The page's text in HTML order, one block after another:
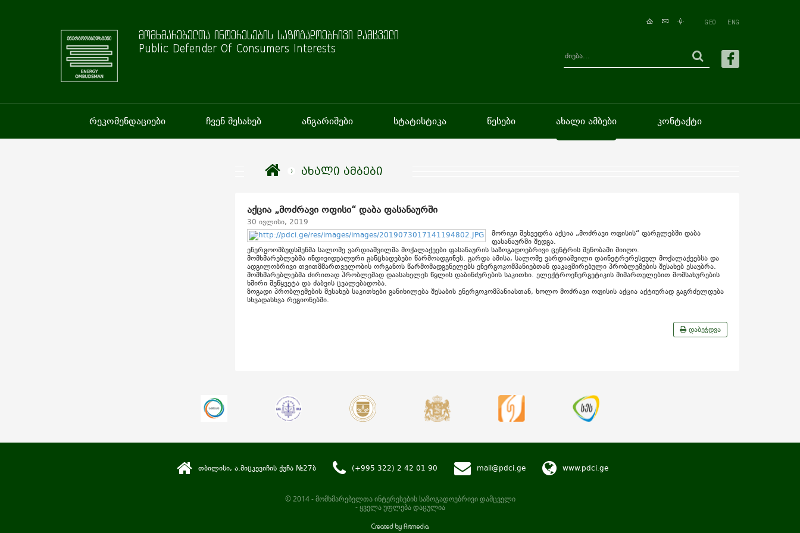
მომხმარებელთა ინტერესების საზოგადოებრივი დამცველი
Public Defender Of Consumers Interests
GEO ENG
რეკომენდაციები ჩვენ შესახებ ანგარიშები სტატისტიკა წესები ახალი ამბები კონტაქტი
ახალი ამბები
აქცია „მოძრავი ოფისი“ დაბა ფასანაურში
30 ივლისი, 2019
მორიგი შეხვედრა აქცია „მოძრავი ოფისის“ ფარგლებში დაბა
ფასანაურში შედგა.
ენერგოომბუდსმენმა სალომე ვარდიაშვილმა მოქალაქეები ფასანაურის საზოგადოებრივი ცენტრის შენობაში მიიღო.
მომხმარებლებმა ინდივიდუალური განცხადებები წარმოადგინეს. გარდა ამისა, სალომე ვარდიაშვილი დაინეტრერესეულ მოქალაქეებსა და
ადგილობრივი თვითმმართველობის ორგანოს წარმომადგენელებს ენერგოკომპანიებთან დაკავშირებული პრობლემების შესახებ ესაუბრა.
მომხმარებლებმა ძირითად პრობლემად დაასახელეს წყლის დაბინძურების საკითხი. ელექტროენერგეტიკის მიმართულებით მომსახურების
ხშირი შეწყვეტა და ძაბვის ცვალებადობა.
ზოგადი პრობლემების შესახებ საკითხები განიხილება შესაბის ენერგოკომპანიასთან, ხოლო მოძრავი ოფისის აქცია აქტიურად გაგრძელდება
სხვადასხვა რეგიონებში.
დაბეჭდვა
თბილისი, ა.მიცკევიჩის ქუჩა №27ბ (+995 322) 2 42 01 90 mail@pdci.ge www.pdci.ge
© 2014 - მომხმარებელთა ინტერესების საზოგადოებრივი დამცველი
- ყველა უფლება დაცულია